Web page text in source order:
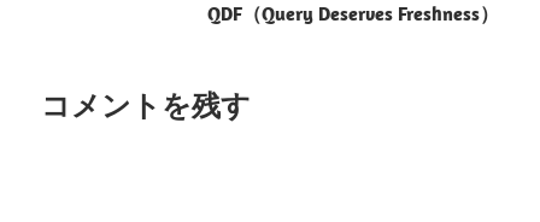
ゲ
QDF（Query Deserves Freshness）
コメントを残す